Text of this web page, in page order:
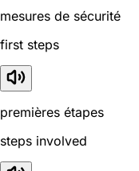
mesures de sécurité
first steps
premières étapes
steps involved